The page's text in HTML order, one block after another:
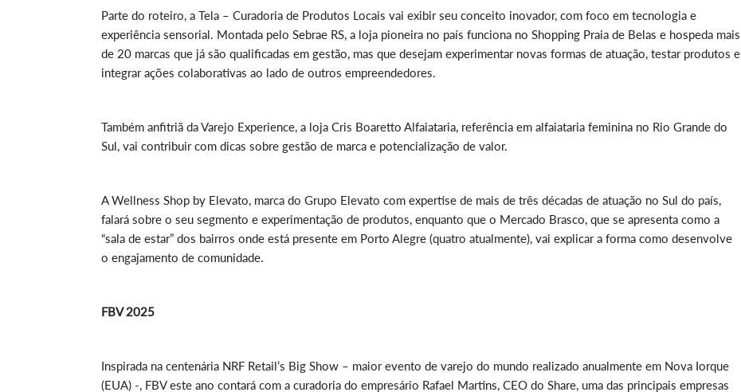
Parte do roteiro, a Tela – Curadoria de Produtos Locais vai exibir seu conceito inovador, com foco em tecnologia e
experiência sensorial. Montada pelo Sebrae RS, a loja pioneira no país funciona no Shopping Praia de Belas e hospeda mais
de 20 marcas que já são qualificadas em gestão, mas que desejam experimentar novas formas de atuação, testar produtos e
integrar ações colaborativas ao lado de outros empreendedores.
Também anfitriã da Varejo Experience, a loja Cris Boaretto Alfaiataria, referência em alfaiataria feminina no Rio Grande do
Sul, vai contribuir com dicas sobre gestão de marca e potencialização de valor.
A Wellness Shop by Elevato, marca do Grupo Elevato com expertise de mais de três décadas de atuação no Sul do país,
falará sobre o seu segmento e experimentação de produtos, enquanto que o Mercado Brasco, que se apresenta como a
“sala de estar” dos bairros onde está presente em Porto Alegre (quatro atualmente), vai explicar a forma como desenvolve
o engajamento de comunidade.
FBV 2025
Inspirada na centenária NRF Retail’s Big Show – maior evento de varejo do mundo realizado anualmente em Nova Iorque
(EUA) -, FBV este ano contará com a curadoria do empresário Rafael Martins, CEO do Share, uma das principais empresas